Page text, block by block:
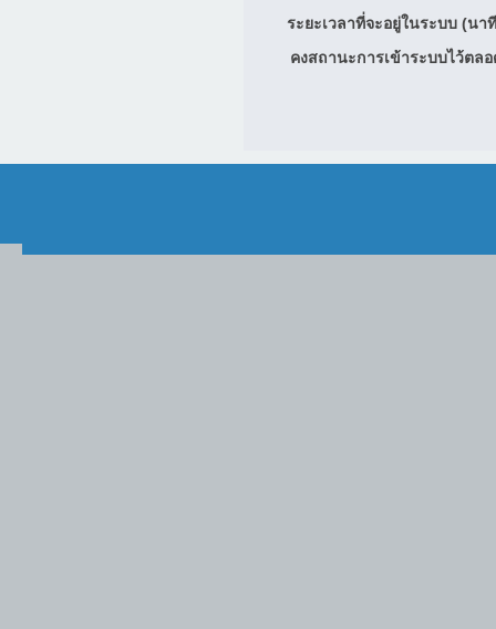
ระยะเวลาที่จะอยู่ในระบบ (นา
คงสถานะการเข้าระบบไว้ตล